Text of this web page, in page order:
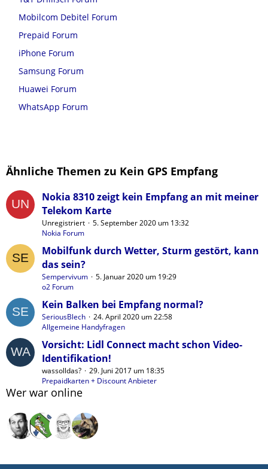
Mobilcom Debitel Forum
Prepaid Forum
iPhone Forum
Samsung Forum
Huawei Forum
WhatsApp Forum
Ähnliche Themen zu Kein GPS Empfang
Nokia 8310 zeigt kein Empfang an mit meiner
Telekom Karte
Unregistriert
5. September 2020 um 13:32
Nokia Forum
Mobilfunk durch Wetter, Sturm gestört, kann
das sein?
Sempervivum
5. Januar 2020 um 19:29
o2 Forum
Kein Balken bei Empfang normal?
SeriousBlech
24. April 2020 um 22:58
Allgemeine Handyfragen
Vorsicht: Lidl Connect macht schon Video-
Identifikation!
wassolldas?
29. Juni 2017 um 18:35
Prepaidkarten + Discount Anbieter
Wer war online